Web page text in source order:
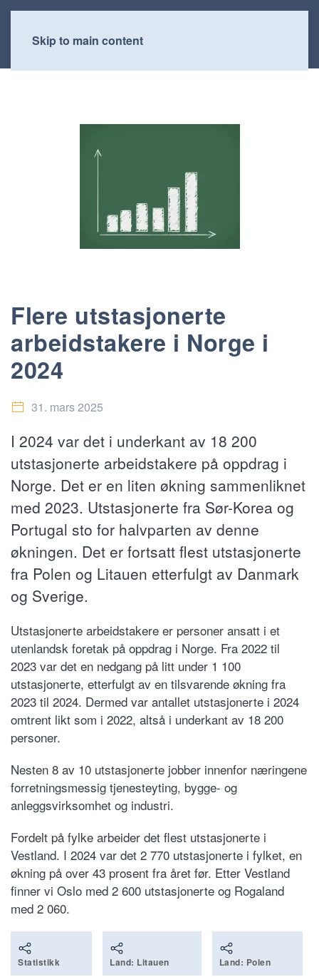
Skip to main content
Flere utstasjonerte
arbeidstakere i Norge i
2024
31. mars 2025
I 2024 var det i underkant av 18 200
utstasjonerte arbeidstakere på oppdrag i
Norge. Det er en liten økning sammenliknet
med 2023. Utstasjonerte fra Sør-Korea og
Portugal sto for halvparten av denne
økningen. Det er fortsatt flest utstasjonerte
fra Polen og Litauen etterfulgt av Danmark
og Sverige.
Utstasjonerte arbeidstakere er personer ansatt i et
utenlandsk foretak på oppdrag i Norge. Fra 2022 til
2023 var det en nedgang på litt under 1 100
utstasjonerte, etterfulgt av en tilsvarende økning fra
2023 til 2024. Dermed var antallet utstasjonerte i 2024
omtrent likt som i 2022, altså i underkant av 18 200
personer.
Nesten 8 av 10 utstasjonerte jobber innenfor næringene
forretningsmessig tjenesteyting, bygge- og
anleggsvirksomhet og industri.
Fordelt på fylke arbeider det flest utstasjonerte i
Vestland. I 2024 var det 2 770 utstasjonerte i fylket, en
økning på over 43 prosent fra året før. Etter Vestland
finner vi Oslo med 2 600 utstasjonerte og Rogaland
med 2 060.
Statistikk Land: Litauen Land: Polen